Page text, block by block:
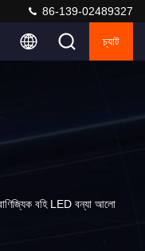
86-139-02489327
চ্যাট
বহি LED বন্যা আলো